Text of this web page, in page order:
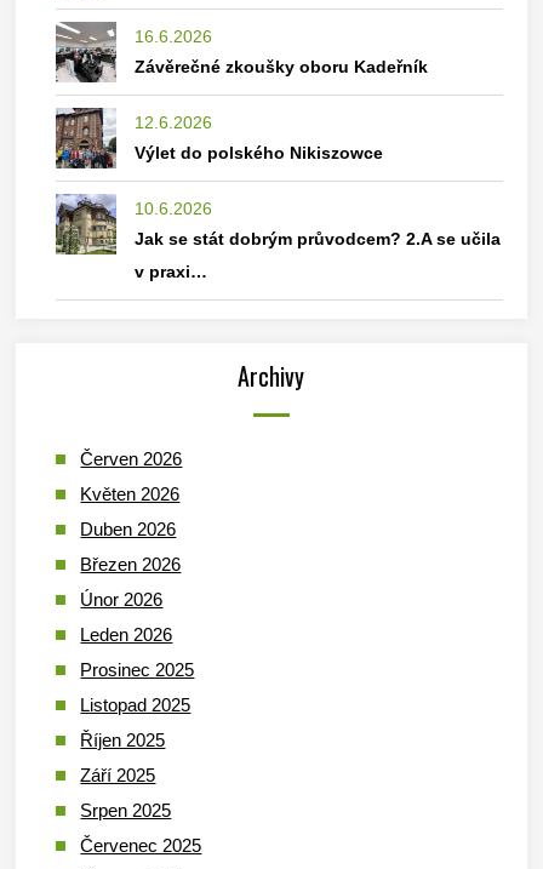
16.6.2026
Závěrečné zkoušky oboru Kadeřník
12.6.2026
Výlet do polského Nikiszowce
10.6.2026
Jak se stát dobrým průvodcem? 2.A se učila
v praxi…
Archivy
Červen 2026
Květen 2026
Duben 2026
Březen 2026
Únor 2026
Leden 2026
Prosinec 2025
Listopad 2025
Říjen 2025
Září 2025
Srpen 2025
Červenec 2025